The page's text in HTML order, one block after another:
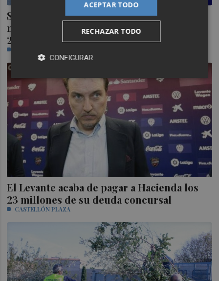
Sancho (Playas de Castellón): "Cuando
mejore la técnica saltaré mucho más de
2,26 metros
El Levante acaba de pagar a Hacienda los
23 millones de su deuda concursal
CASTELLÓN PLAZA
ACEPTAR TODO
RECHAZAR TODO
CONFIGURAR